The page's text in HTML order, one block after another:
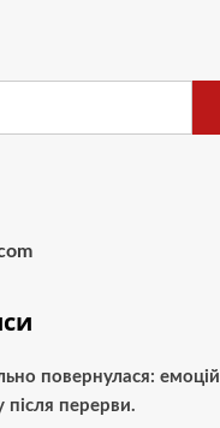
повернулася:
перерви.